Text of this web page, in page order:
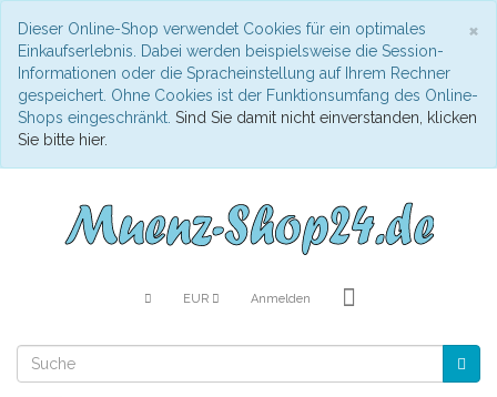
×
Dieser Online-Shop verwendet Cookies für ein optimales
Einkaufserlebnis. Dabei werden beispielsweise die Session-
Informationen oder die Spracheinstellung auf Ihrem Rechner
gespeichert. Ohne Cookies ist der Funktionsumfang des Online-
Shops eingeschränkt. Sind Sie damit nicht einverstanden, klicken
Sie bitte hier.
EUR Anmelden